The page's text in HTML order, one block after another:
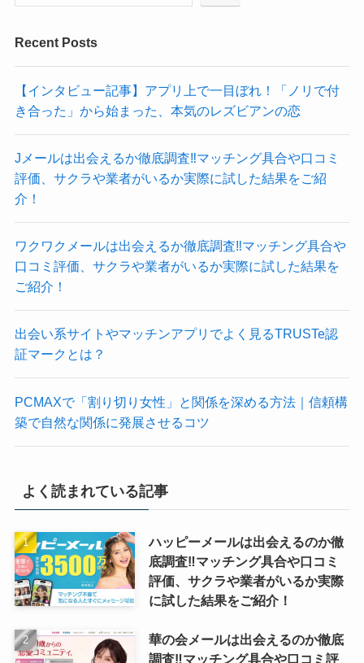
Recent Posts
【インタビュー記事】アプリ上で一目ぼれ！「ノリで付
き合った」から始まった、本気のレズビアンの恋
Jメールは出会えるか徹底調査‼マッチング具合や口コミ
評価、サクラや業者がいるか実際に試した結果をご紹
介！
ワクワクメールは出会えるか徹底調査‼マッチング具合や
口コミ評価、サクラや業者がいるか実際に試した結果を
ご紹介！
出会い系サイトやマッチンアプリでよく見るTRUSTe認
証マークとは？
PCMAXで「割り切り女性」と関係を深める方法｜信頼構
築で自然な関係に発展させるコツ
よく読まれている記事
ハッピーメールは出会えるのか徹
底調査‼マッチング具合や口コミ
評価、サクラや業者がいるか実際
に試した結果をご紹介！
華の会メールは出会えるのか徹底
調査‼マッチング具合や口コミ評